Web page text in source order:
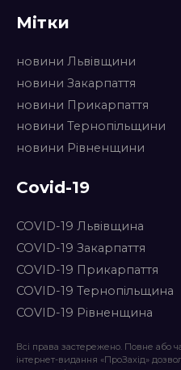
Мітки
новини Львівщини
новини Закарпаття
новини Прикарпаття
новини Тернопільщини
новини Рівненщини
Covid-19
COVID-19 Львівщина
COVID-19 Закарпаття
COVID-19 Прикарпаття
COVID-19 Тернопільщина
COVID-19 Рівненщина
Всі права застережено. Повне або
інтернет-видання «ПроЗахід»